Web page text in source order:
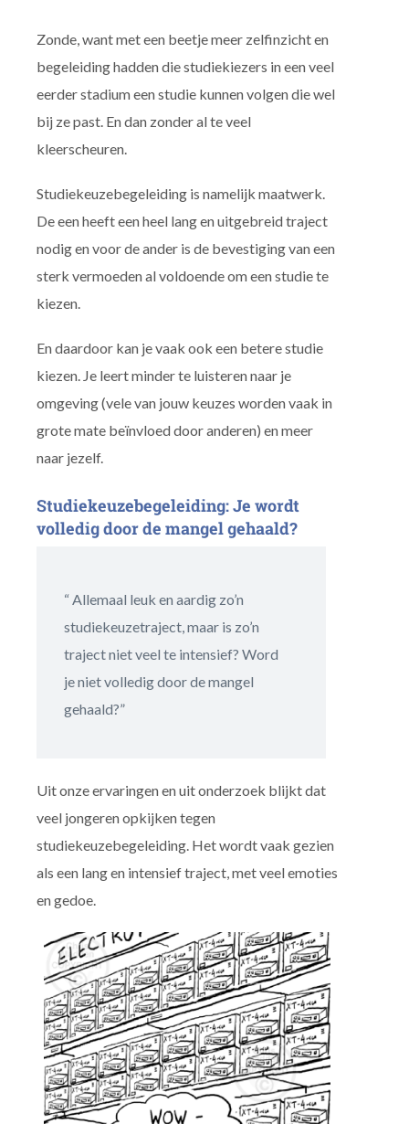
Zonde, want met een beetje meer zelfinzicht en
begeleiding hadden die studiekiezers in een veel
eerder stadium een studie kunnen volgen die wel
bij ze past. En dan zonder al te veel
kleerscheuren.
Studiekeuzebegeleiding is namelijk maatwerk.
De een heeft een heel lang en uitgebreid traject
nodig en voor de ander is de bevestiging van een
sterk vermoeden al voldoende om een studie te
kiezen.
En daardoor kan je vaak ook een betere studie
kiezen. Je leert minder te luisteren naar je
omgeving (vele van jouw keuzes worden vaak in
grote mate beïnvloed door anderen) en meer
naar jezelf.
Studiekeuzebegeleiding: Je wordt
volledig door de mangel gehaald?
“ Allemaal leuk en aardig zo’n
studiekeuzetraject, maar is zo’n
traject niet veel te intensief? Word
je niet volledig door de mangel
gehaald?”
Uit onze ervaringen en uit onderzoek blijkt dat
veel jongeren opkijken tegen
studiekeuzebegeleiding. Het wordt vaak gezien
als een lang en intensief traject, met veel emoties
en gedoe.